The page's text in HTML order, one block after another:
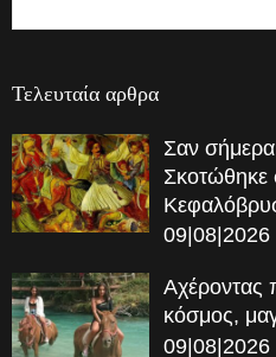
Τελευταία αρθρα
Σαν
Σκοτώθηκε
09|08|2026
Αχέροντας
κόσμος,
09|08|2026